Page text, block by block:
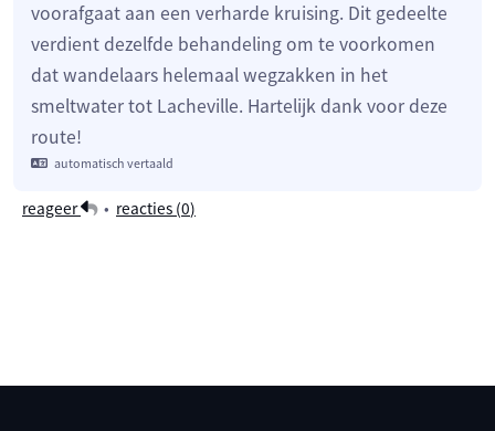
voorafgaat aan een verharde kruising. Dit gedeelte
verdient dezelfde behandeling om te voorkomen
dat wandelaars helemaal wegzakken in het
smeltwater tot Lacheville. Hartelijk dank voor deze
route!
automatisch vertaald
reageer • reacties (0)